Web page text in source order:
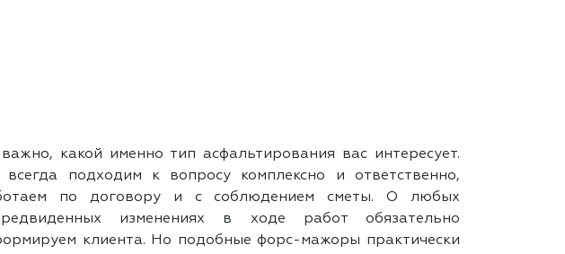
какой именно тип асфальтирования вас интересует.
подходим к вопросу комплексно и ответственно,
по договору и с соблюдением сметы. О любых
изменениях в ходе работ обязательно
клиента. Но подобные форс-мажоры практически